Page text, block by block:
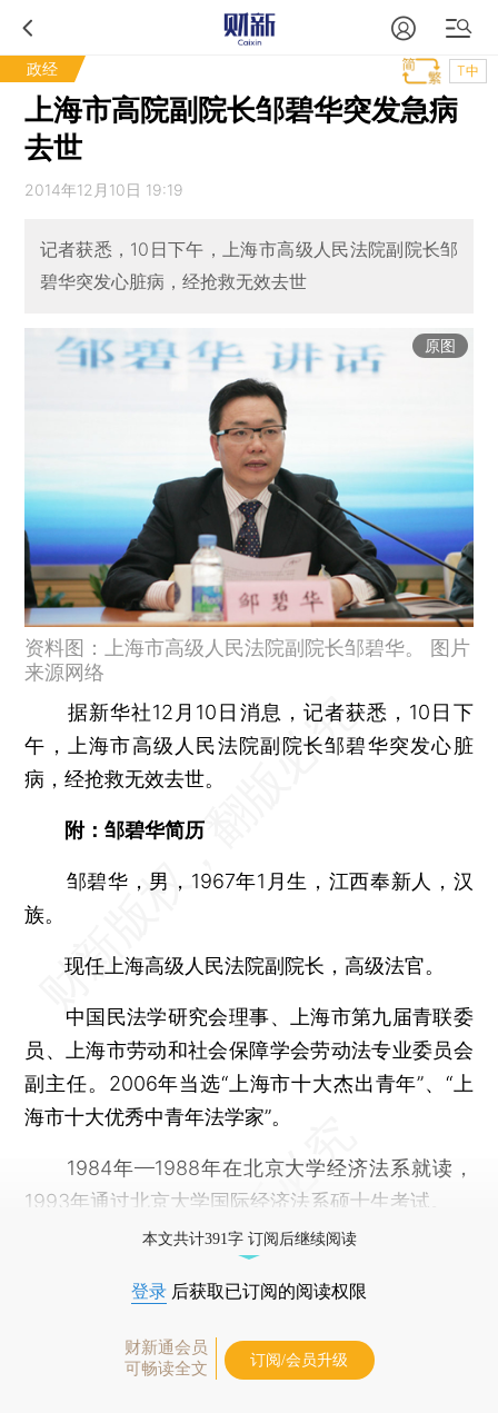
政经 T中
上海市高院副院长邹碧华突发急病
去世
2014年12月10日 19:19
记者获悉，10日下午，上海市高级人民法院副院长邹
碧华突发心脏病，经抢救无效去世
原图
资料图：上海市高级人民法院副院长邹碧华。 图片
来源网络
据新华社12月10日消息，记者获悉，10日下
午，上海市高级人民法院副院长邹碧华突发心脏
病，经抢救无效去世。
附：邹碧华简历
邹碧华，男，1967年1月生，江西奉新人，汉
族。
现任上海高级人民法院副院长，高级法官。
中国民法学研究会理事、上海市第九届青联委
员、上海市劳动和社会保障学会劳动法专业委员会
副主任。2006年当选“上海市十大杰出青年”、“上
海市十大优秀中青年法学家”。
1984年—1988年在北京大学经济法系就读，
1993年通过北京大学国际经济法系硕士生考试。
本文共计391字 订阅后继续阅读
登录 后获取已订阅的阅读权限
财新通会员
可畅读全文
订阅/会员升级